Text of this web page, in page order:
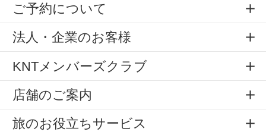
ご予約について
法人・企業のお客様
KNTメンバーズクラブ
店舗のご案内
旅のお役立ちサービス